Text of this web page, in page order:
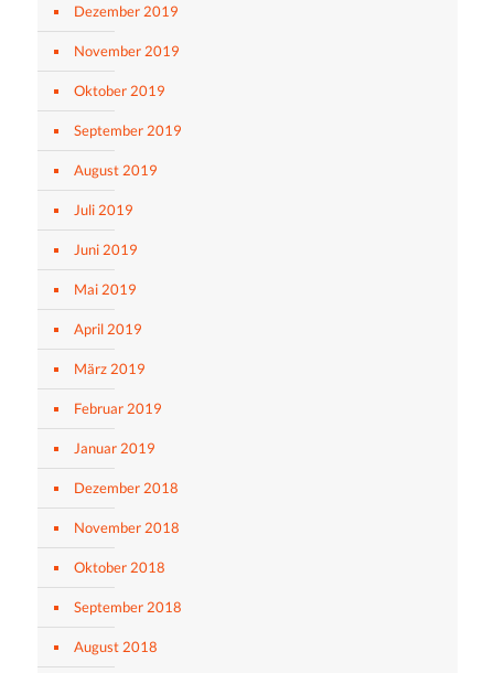
Dezember 2019
November 2019
Oktober 2019
September 2019
August 2019
Juli 2019
Juni 2019
Mai 2019
April 2019
März 2019
Februar 2019
Januar 2019
Dezember 2018
November 2018
Oktober 2018
September 2018
August 2018